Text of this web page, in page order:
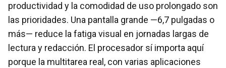
productividad y la comodidad de uso prolongado son
las prioridades. Una pantalla grande —6,7 pulgadas o
más— reduce la fatiga visual en jornadas largas de
lectura y redacción. El procesador sí importa aquí
porque la multitarea real, con varias aplicaciones